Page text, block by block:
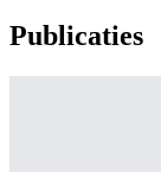
Publicaties